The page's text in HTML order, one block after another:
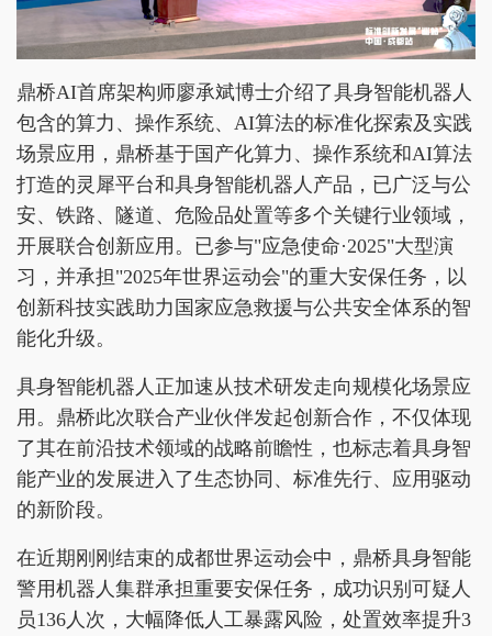
鼎桥AI首席架构师廖承斌博士介绍了具身智能机器人
包含的算力、操作系统、AI算法的标准化探索及实践
场景应用，鼎桥基于国产化算力、操作系统和AI算法
打造的灵犀平台和具身智能机器人产品，已广泛与公
安、铁路、隧道、危险品处置等多个关键行业领域，
开展联合创新应用。已参与"应急使命·2025"大型演
习，并承担"2025年世界运动会"的重大安保任务，以
创新科技实践助力国家应急救援与公共安全体系的智
能化升级。
具身智能机器人正加速从技术研发走向规模化场景应
用。鼎桥此次联合产业伙伴发起创新合作，不仅体现
了其在前沿技术领域的战略前瞻性，也标志着具身智
能产业的发展进入了生态协同、标准先行、应用驱动
的新阶段。
在近期刚刚结束的成都世界运动会中，鼎桥具身智能
警用机器人集群承担重要安保任务，成功识别可疑人
员136人次，大幅降低人工暴露风险，处置效率提升3